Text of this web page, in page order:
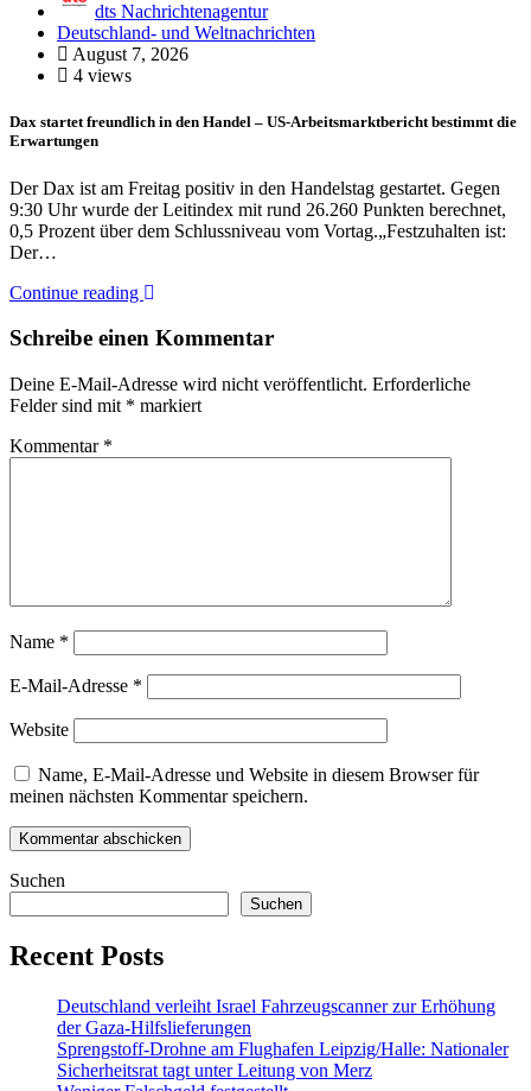
dts Nachrichtenagentur
Deutschland- und Weltnachrichten
August 7, 2026
4 views
Dax startet freundlich in den Handel – US-Arbeitsmarktbericht bestimmt die
Erwartungen
Der Dax ist am Freitag positiv in den Handelstag gestartet. Gegen
9:30 Uhr wurde der Leitindex mit rund 26.260 Punkten berechnet,
0,5 Prozent über dem Schlussniveau vom Vortag.„Festzuhalten ist:
Der…
Continue reading
Schreibe einen Kommentar
Deine E-Mail-Adresse wird nicht veröffentlicht. Erforderliche
Felder sind mit * markiert
Kommentar *
Name *
E-Mail-Adresse *
Website
Name, E-Mail-Adresse und Website in diesem Browser für
meinen nächsten Kommentar speichern.
Suchen
Suchen
Recent Posts
Deutschland verleiht Israel Fahrzeugscanner zur Erhöhung
der Gaza-Hilfslieferungen
Sprengstoff-Drohne am Flughafen Leipzig/Halle: Nationaler
Sicherheitsrat tagt unter Leitung von Merz